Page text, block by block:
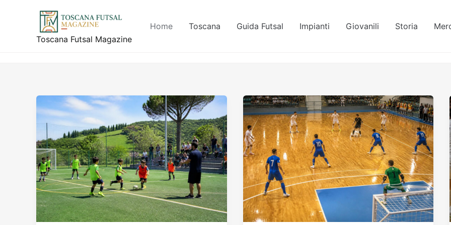
Toscana Futsal Magazine
Home Toscana Guida Futsal Impianti Giovanili Storia